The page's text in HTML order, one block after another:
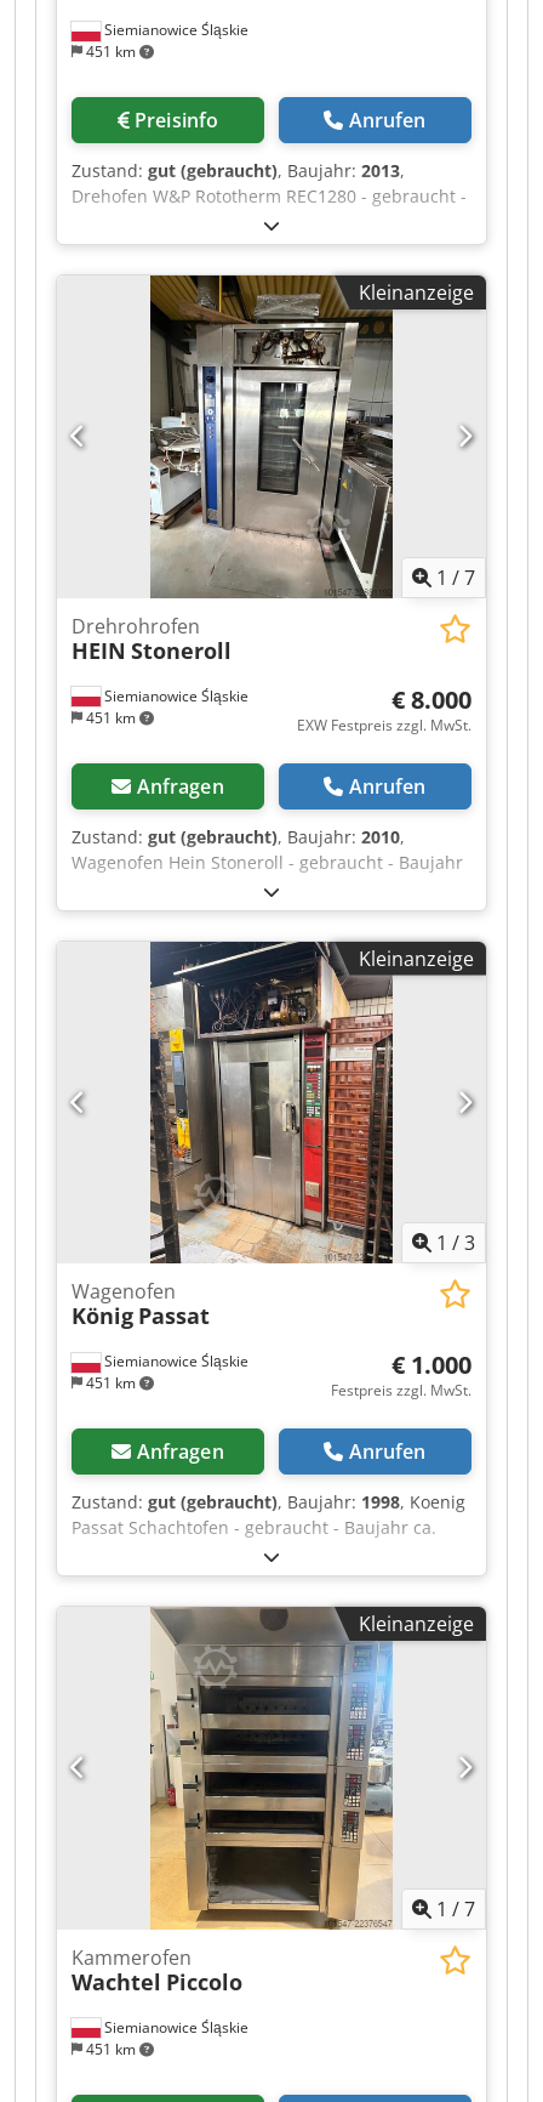
Siemianowice Śląskie
451 km
Preisinfo Anrufen
Zustand: gut (gebraucht), Baujahr: 2013,
Drehofen W&P Rototherm REC1280 - gebraucht -
Baujahr 2013 - für Bleche 60 x 100 -
computergesteuerte Steuerung - Ölbrenner -
Abzugshaube mit Ventilator Crsdoznwdtopfx
Abpsf - guter technischer Zustand - Abholung ab
Lager / Versandoption - Preis auf Anfrage
Kleinanzeige
1 /7
Siemianowice Śląskie
451 km
Drehrohrofen
HEIN Stoneroll
€ 8.000
EXW Festpreis zzgl. MwSt.
Anfragen Anrufen
Zustand: gut (gebraucht), Baujahr: 2010,
Wagenofen Hein Stoneroll - gebraucht - Baujahr
2010 - für 3 Wagen mit den Maßen 60 x 80 -
Ofen mit keramisch-röhrenförmigem Brennraum
- Abzugshaube mit Ventilator - 3 Wagen im
Lieferumfang enthalten - Gas- oder Ölbrenner -
Ofen aus Produktionsbestand Crodjznaykjpfx
Abpsf - Abholung ab Lager / Versandoption -
Preis 8.000 € EXW
Kleinanzeige
1 /3
Siemianowice Śląskie
451 km
Wagenofen
König Passat
€ 1.000
Festpreis zzgl. MwSt.
Anfragen Anrufen
Zustand: gut (gebraucht), Baujahr: 1998, Koenig
Passat Schachtofen - gebraucht - Baujahr ca.
1998 - für Bleche 600 x 1000 Cedpfx
Aoznagqsbpsrf - Ölbrenner - elektronische
Steuerung - inklusive 4 Wagen - zur
Selbstdemontage - Preis 1.000 €
Kleinanzeige
1 /7
Siemianowice Śląskie
451 km
Kammerofen
Wachtel Piccolo